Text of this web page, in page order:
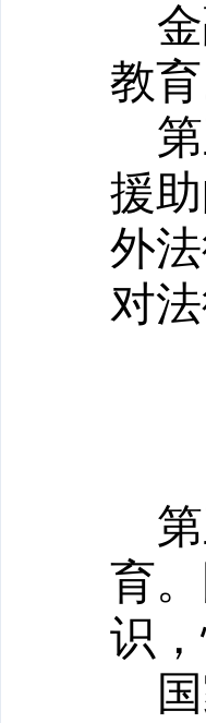
教育
援
外
对法
育
识